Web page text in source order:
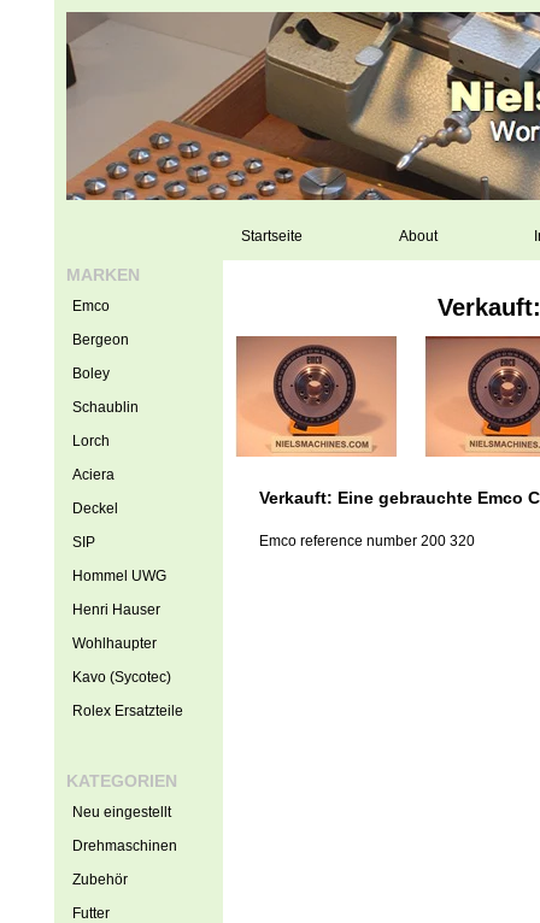
Startseite About
Verkauft: Eine gebrauchte Emco
Emco reference number 200 320
MARKEN
Emco
Bergeon
Boley
Schaublin
Lorch
Aciera
Deckel
SIP
Hommel UWG
Henri Hauser
Wohlhaupter
Kavo (Sycotec)
Rolex Ersatzteile
KATEGORIEN
Neu eingestellt
Drehmaschinen
Zubehör
Futter